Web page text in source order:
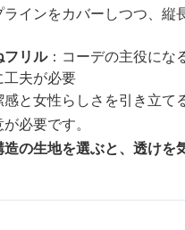
インをカバーしつつ、縦
フリル：コーデの主役にな
工夫が必要
と女性らしさを引き立て
必要です。
の生地を選ぶと、透けを